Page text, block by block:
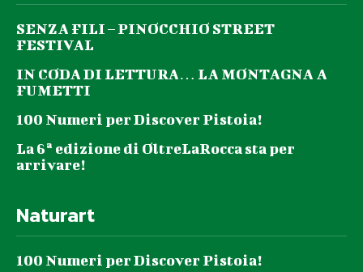
SENZA FILI – PINOCCHIO STREET
FESTIVAL
IN CODA DI LETTURA… LA MONTAGNA A
FUMETTI
100 Numeri per Discover Pistoia!
La 6ª edizione di OltreLaRocca sta per
arrivare!
Naturart
100 Numeri per Discover Pistoia!